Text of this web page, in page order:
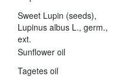
Sweet Lupin (seeds),
Lupinus albus L., germ.,
ext.
Sunflower oil
Tagetes oil